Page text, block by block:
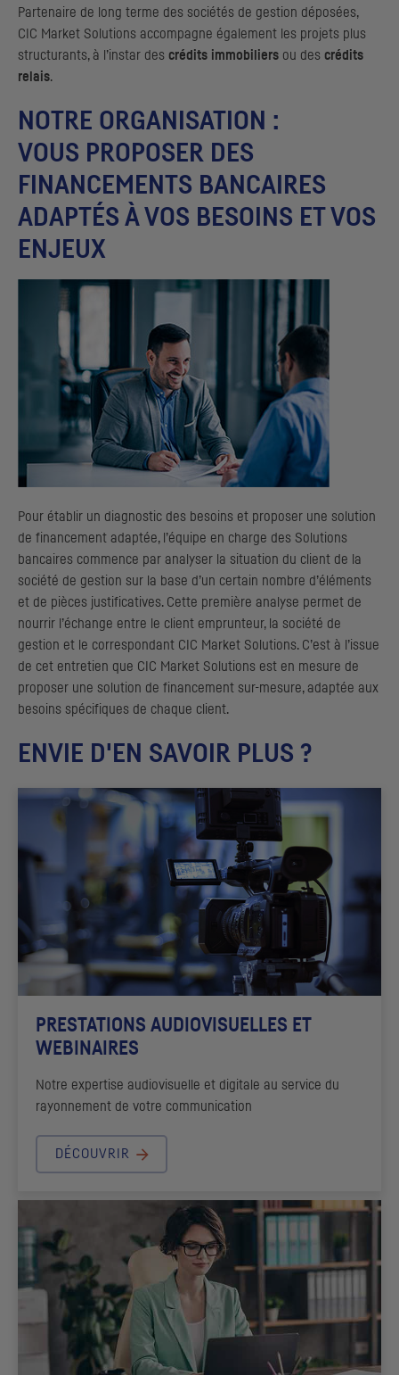
Partenaire de long terme des sociétés de gestion déposées,
CIC Market Solutions accompagne également les projets plus
structurants, à l’instar des crédits immobiliers ou des crédits
relais.
NOTRE ORGANISATION :
VOUS PROPOSER DES
FINANCEMENTS BANCAIRES
ADAPTÉS À VOS BESOINS ET VOS
ENJEUX
Pour établir un diagnostic des besoins et proposer une solution
de financement adaptée, l’équipe en charge des Solutions
bancaires commence par analyser la situation du client de la
société de gestion sur la base d’un certain nombre d’éléments
et de pièces justificatives. Cette première analyse permet de
nourrir l’échange entre le client emprunteur, la société de
gestion et le correspondant CIC Market Solutions. C’est à l’issue
de cet entretien que CIC Market Solutions est en mesure de
proposer une solution de financement sur-mesure, adaptée aux
besoins spécifiques de chaque client.
ENVIE D'EN SAVOIR PLUS ?
PRESTATIONS AUDIOVISUELLES ET
WEBINAIRES
Notre expertise audiovisuelle et digitale au service du
rayonnement de votre communication
DÉCOUVRIR